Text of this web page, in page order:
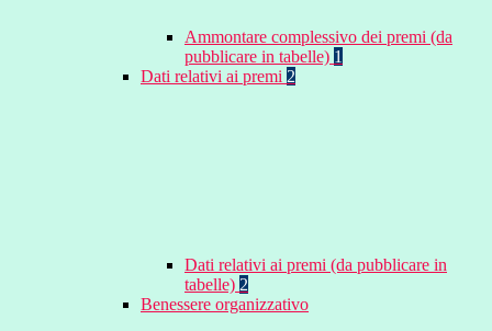
Ammontare complessivo dei premi (da
pubblicare in tabelle) 1
Dati relativi ai premi 2
Dati relativi ai premi (da pubblicare in
tabelle) 2
Benessere organizzativo